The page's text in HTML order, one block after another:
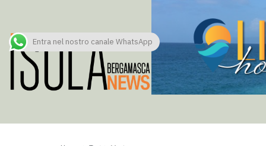
Entra nel nostro canale WhatsApp